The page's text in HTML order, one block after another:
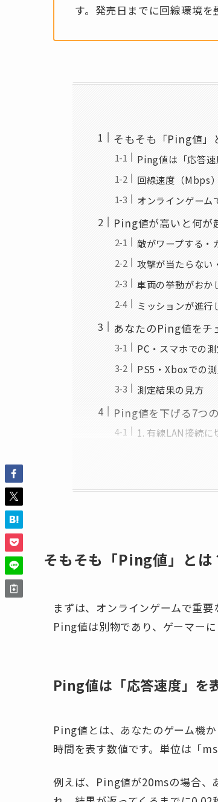
す。発売日までに回線環境を
そもそも「Ping値」
Ping値は「応答
回線速度（Mbps
オンラインゲー
Ping値が高いと何が
敵がワープする・
攻撃が当たらない
車両の挙動がおか
ミッションが進行
あなたのPing値をチ
PC・スマホでの
PS5・Xboxでの
測定結果の見方
Ping値を下げる7つ
1. 有線LAN接続に
そもそも「Ping値」とは
まずは、オンラインゲームで重
Ping値は別物であり、ゲーマー
Ping値は「応答速度」を
Ping値とは、あなたのゲーム機
時間を表す数値です。単位は「
例えば、Ping値が20msの場合、